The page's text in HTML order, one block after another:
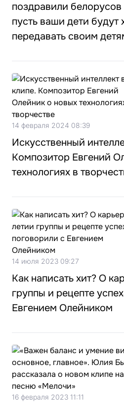
поздравили
пусть ваши дети будут
передавать своим
14 февраля 2024 08:39
Искусственный
Композитор Евгений
технологиях в
14 июля 2023 09:27
Как написать хит? О
группы и рецепте
Евгением Олейником
16 февраля 2023 11:11